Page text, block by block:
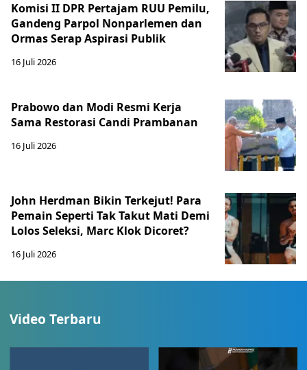
Komisi II DPR Pertajam RUU Pemilu,
Gandeng Parpol Nonparlemen dan
Ormas Serap Aspirasi Publik
16 Juli 2026
Prabowo dan Modi Resmi Kerja
Sama Restorasi Candi Prambanan
16 Juli 2026
John Herdman Bikin Terkejut! Para
Pemain Seperti Tak Takut Mati Demi
Lolos Seleksi, Marc Klok Dicoret?
16 Juli 2026
Video Terbaru